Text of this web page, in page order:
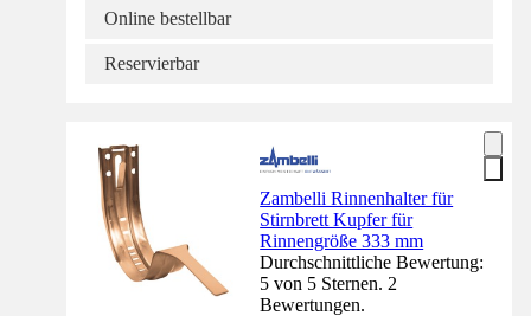
Online bestellbar
Reservierbar
Zambelli Rinnenhalter für
Stirnbrett Kupfer für
Rinnengröße 333 mm
Durchschnittliche Bewertung:
5 von 5 Sternen. 2
Bewertungen.